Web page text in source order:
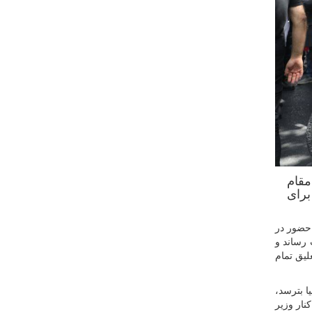
با حضور در
را به شهادت رساند و
تمام
بترسد،
وزیر